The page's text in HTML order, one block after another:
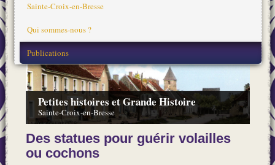
Sainte-Croix-en-Bresse
Qui sommes-nous ?
Publications
Petites histoires et Grande Histoire
Sainte-Croix-en-Bresse
Des statues pour guérir volailles
ou cochons